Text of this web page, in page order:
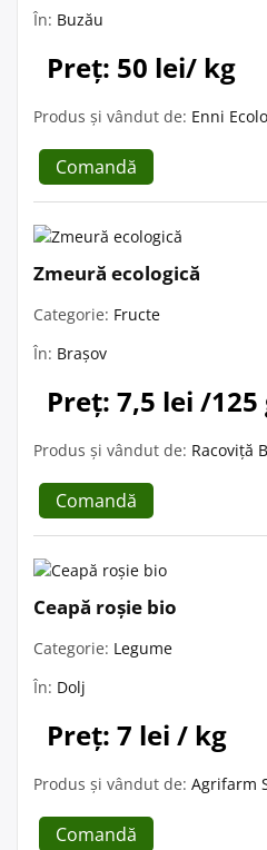
În: Buzău
Preț: 50 lei/ kg
Produs și vândut de: Enni
Comandă
Zmeură ecologică
Categorie: Fructe
În: Brașov
Preț: 7,5 lei /125
Produs și vândut de: Racoviță
Comandă
Ceapă roșie bio
Categorie: Legume
În: Dolj
Preț: 7 lei / kg
Produs și vândut de: Agrifarm
Comandă